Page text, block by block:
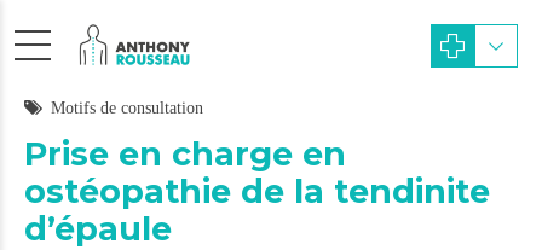
Motifs de consultation
Prise en charge en
ostéopathie de la tendinite
d’épaule